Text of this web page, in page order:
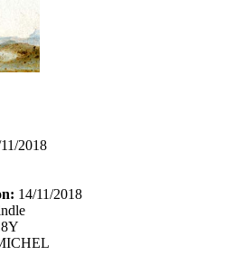
2018
14/11/2018